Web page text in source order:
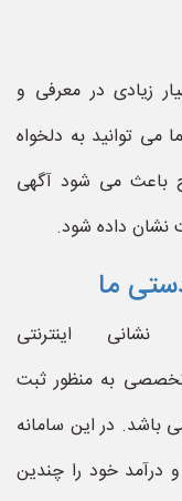
زیادی در معرفی و
توانید به دلخواه
باعث می شود آگهی
نشان داده شود.
ما
اینترنتی
به منظور ثبت
باشد. در این سامانه
درآمد خود را چندین